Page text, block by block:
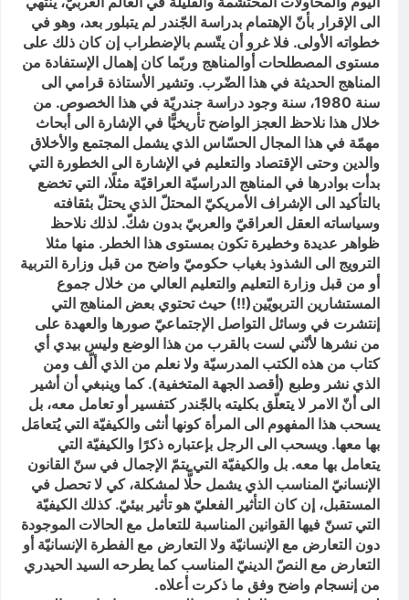
الى الإقرار بأنّ الإهتمام بدراسة الجّندر لم يتبلور بعد، وهو في
خطواته الأولى. فلا غرو أن يتّسم بالإضطراب إن كان ذلك على
مستوى المصطلحات أوالمناهج وربّما كان إهمال الإستفادة من
المناهج الحديثة في هذا الضّرب. وتشير الأستاذة قرامي الى
سنة 1980، سنة وجود دراسة جندريّة في هذا الخصوص. من
خلال هذا نلاحظ العجز الواضح تأريخيًّا في الإشارة الى أبحاث
مهمّة في هذا المجال الحسّاس الذي يشمل المجتمع والأخلاق
والدين وحتى الإقتصاد والتعليم في الإشارة الى الخطورة التي
بدأت بوادرها في المناهج الدراسيّة العراقيّة مثلًا، التي تخضع
بالتأكيد الى الإشراف الأمريكيّ المحتلّ الذي يحتلّ بثقافته
وسياساته العقل العراقيّ والعربيّ بدون شكّ. لذلك نلاحظ
ظواهر عديدة وخطيرة تكون بمستوى هذا الخطر. منها مثلا
الترويج الى الشذوذ بغياب حكوميّ واضح من قبل وزارة التربية
أو من قبل وزارة التعليم والتعليم العالي من خلال جموع
المستشارين التربويّين(!!) حيث تحتوي بعض المناهج التي
إنتشرت في وسائل التواصل الإجتماعيّ صورها والعهدة على
من نشرها لأنّني لست بالقرب من هذا الوضع وليس بيدي أي
كتاب من هذه الكتب المدرسيّة ولا نعلم من الذي ألّف ومن
الذي نشر وطبع (أقصد الجهة المتخفية). كما وينبغي أن أشير
الى أنّ الامر لا يتعلّق بكليته بالجّندر كتفسير أو تعامل معه، بل
يسحب هذا المفهوم الى المرأة كونها أنثى والكيفيّة التي يُتعامَل
بها معها. ويسحب الى الرجل بإعتباره ذكرًا والكيفيّة التي
يتعامل بها معه. بل والكيفيّة التي يتمّ الإجمال في سنّ القانون
الإنسانيّ المناسب الذي يشمل حلًّا لمشكلة، كي لا تحصل في
المستقبل، إن كان التأثير الفعليّ هو تأثير بيئيّ. كذلك الكيفيّة
التي تسنّ فيها القوانين المناسبة للتعامل مع الحالات الموجودة
دون التعارض مع الإنسانيّة ولا التعارض مع الفطرة الإنسانيّة أو
التعارض مع النصّ الدينيّ المناسب كما يطرحه السيد الحيدري
من إنسجام واضح وفق ما ذكرت أعلاه.